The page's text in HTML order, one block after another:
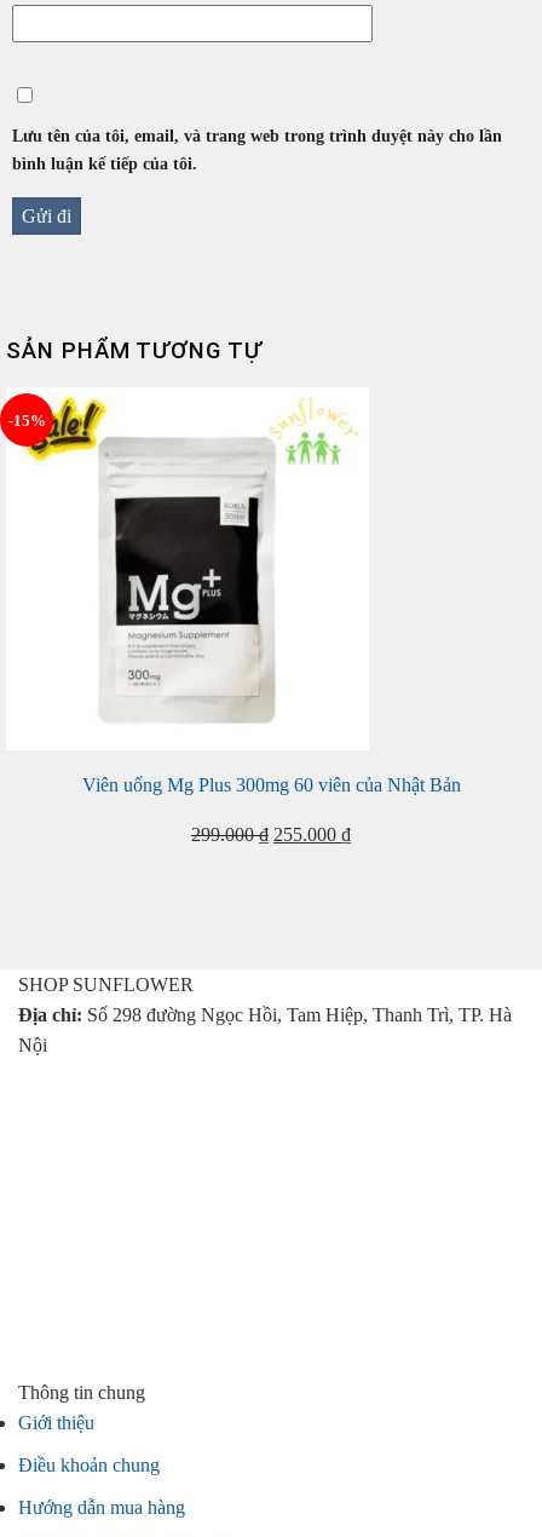
Lưu tên của tôi, email, và trang web trong trình duyệt này cho lần
bình luận kế tiếp của tôi.
SẢN PHẨM TƯƠNG TỰ
-15%
Viên uống Mg Plus 300mg 60 viên của Nhật Bản
299.000₫ Giá
255.000 ₫Giá
SHOP SUNFLOWER
Địa chỉ: Số 298 đường Ngọc Hồi, Tam Hiệp, Thanh Trì, TP. Hà
Nội
Thông tin chung
Giới thiệu
Điều khoản chung
Hướng dẫn mua hàng